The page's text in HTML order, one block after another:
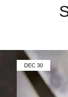
DEC 30